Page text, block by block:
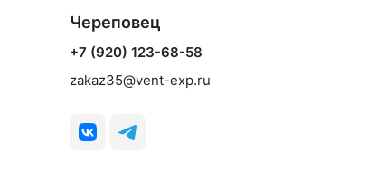
Череповец
+7 (920) 123-68-58
zakaz35@vent-exp.ru